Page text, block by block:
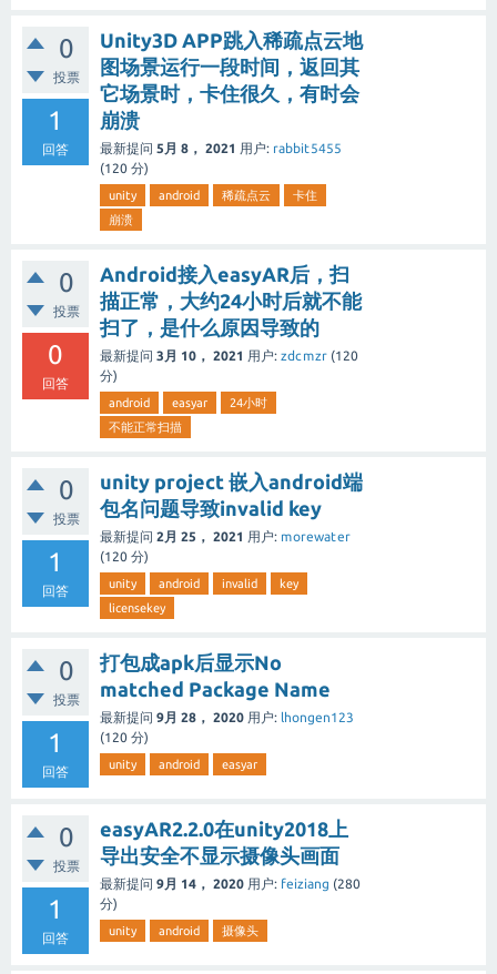
0
投票
1
回答
Unity3D APP跳入稀疏点云地
图场景运行一段时间，返回其
它场景时，卡住很久，有时会
崩溃
最新提问 5月 8， 2021 用户: rabbit5455
(120 分)
unity android 稀疏点云
卡住
崩溃
0
投票
0
回答
Android接入easyAR后，扫
描正常，大约24小时后就不能
扫了，是什么原因导致的
最新提问 3月 10， 2021 用户: zdcmzr (120
分)
android easyar
24小时
不能正常扫描
0
投票
1
回答
unity project 嵌入android端
包名问题导致invalid key
最新提问 2月 25， 2021 用户: morewater
(120 分)
unity android invalid
key
licensekey
0
投票
1
回答
打包成apk后显示No
matched Package Name
最新提问 9月 28， 2020 用户: lhongen123
(120 分)
unity android easyar
0
投票
1
回答
easyAR2.2.0在unity2018上
导出安全不显示摄像头画面
最新提问 9月 14， 2020 用户: feiziang (280
分)
unity android 摄像头